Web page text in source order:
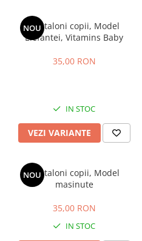
NOU
Pantaloni copii, Model
Elefantei, Vitamins Baby
35,00 RON
IN STOC
VEZI VARIANTE
NOU
Pantaloni copii, Model
masinute
35,00 RON
IN STOC